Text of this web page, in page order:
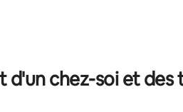
d'un chez-soi et des